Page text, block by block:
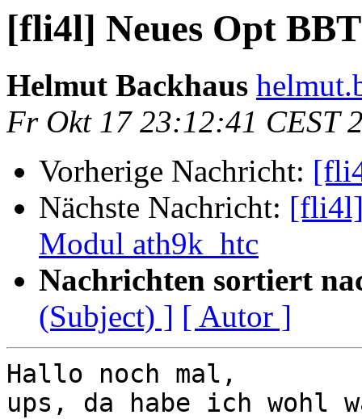
[fli4l] Neues Opt
Helmut Backhaus
Fr Okt 17 23:12:41 CEST
Vorherige Nachricht:
Nächste Nachricht:
Modul ath9k_htc
Nachrichten sortiert
(Subject) ] [ Autor ]
Hallo noch mal,
ups, da habe ich wohl